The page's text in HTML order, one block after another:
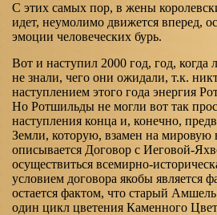
С этих самых пор, в жены
идет, неумолимо движется вперед,
эмоции человеческих бурь.
Вот и наступил 2000 год, год,
не знали, чего они ожидали, т.к.
наступлением этого года энергия
Но Ротшильды не могли вот так
наступления конца и, конечно,
Земли, которую, взамен на мировую
описывается Договор с Иеговой-
осуществиться всемирно-
условием договора якобы является
остается фактом, что старый
один цикл цветения Каменного